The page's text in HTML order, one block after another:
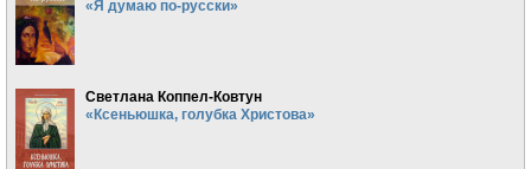
«Я думаю по-русски»
Светлана Коппел-Ковтун
«Ксеньюшка, голубка Христова»